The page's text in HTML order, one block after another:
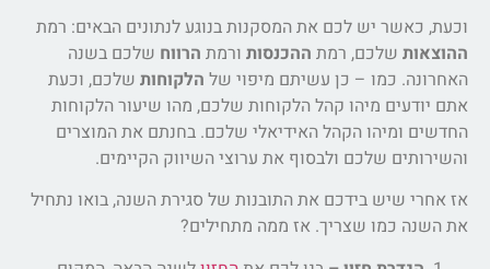
וכעת, כאשר יש לכם את המסקנות בנוגע לנתונים הבאים: רמת
ההוצאותשלכם, רמת ההכנסותורמת הרווחשלכם בשנה
האחרונה. כמו – כן עשיתם מיפוי של הלקוחותשלכם, וכעת
אתם יודעים מיהו קהל הלקוחות שלכם, מהו שיעור הלקוחות
החדשים ומיהו הקהל האידיאלי שלכם. בחנתם את המוצרים
והשירותים שלכם ולבסוף את ערוצי השיווק הקיימים.
אז אחרי שיש בידכם את התובנות של סגירת השנה, בואו נתחיל
את השנה כמו שצריך. אז ממה מתחילים?